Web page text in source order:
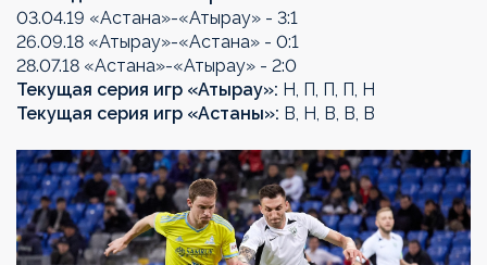
03.04.19 «Астана»-«Атырау» - 3:1
26.09.18 «Атырау»-«Астана» - 0:1
28.07.18 «Астана»-«Атырау» - 2:0
Текущая серия игр «Атырау»: Н, П, П, П, Н
Текущая серия игр «Астаны»: В, Н, В, В, В